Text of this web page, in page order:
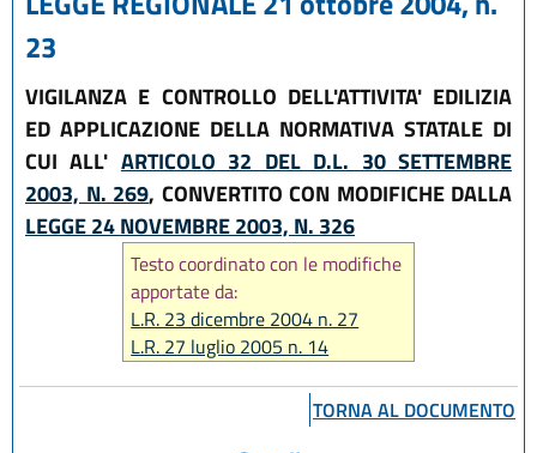
23
VIGILANZA E CONTROLLO DELL'ATTIVITA' EDILIZIA
ED APPLICAZIONE DELLA NORMATIVA STATALE DI
CUI ALL' ARTICOLO 32 DEL D.L. 30 SETTEMBRE
2003, N. 269, CONVERTITO CON MODIFICHE DALLA
LEGGE 24 NOVEMBRE 2003, N. 326
Testo coordinato con le modifiche
apportate da:
L.R. 23 dicembre 2004 n. 27
L.R. 27 luglio 2005 n. 14
L.R. 30 luglio 2013 n. 15
TORNA AL DOCUMENTO